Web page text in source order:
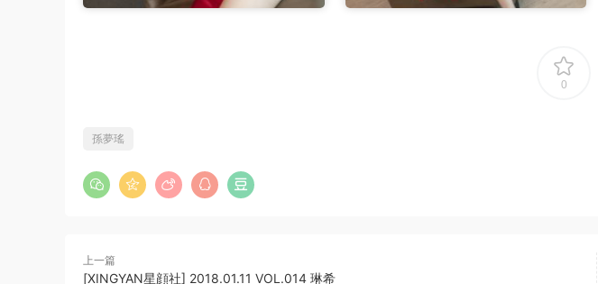
0
孫夢瑤
上一篇
[XINGYAN星顔社] 2018.01.11 VOL.014 琳希